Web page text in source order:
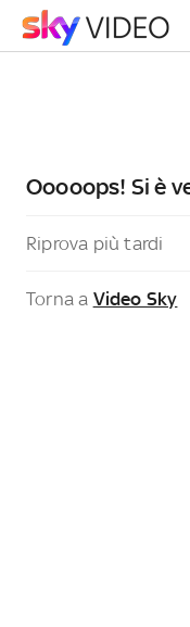
Ooooops! Si è
Riprova più tardi
Torna a Video Sky